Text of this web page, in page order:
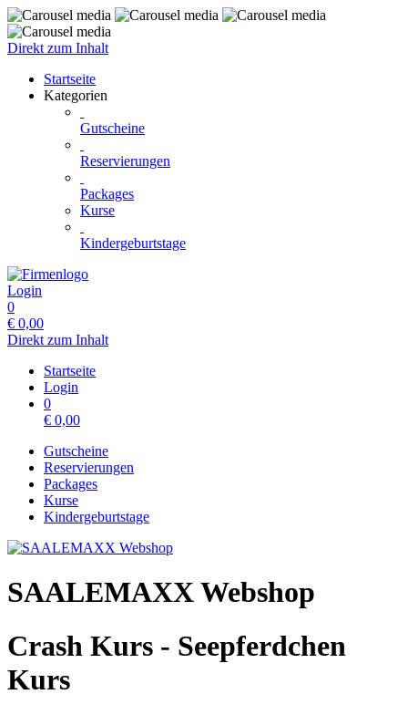
Direkt zum Inhalt
Startseite
Kategorien
Gutscheine
Reservierungen
Packages
Kurse
Kindergeburtstage
Login
0
€ 0,00
Direkt zum Inhalt
Startseite
Login
0
€ 0,00
Gutscheine
Reservierungen
Packages
Kurse
Kindergeburtstage
SAALEMAXX Webshop
Crash Kurs - Seepferdchen
Kurs